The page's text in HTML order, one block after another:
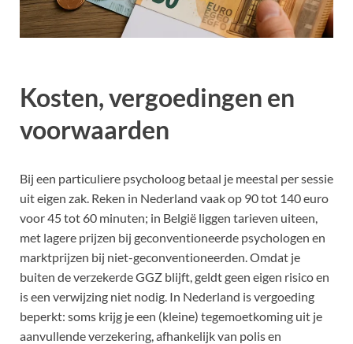
Kosten, vergoedingen en
voorwaarden
Bij een particuliere psycholoog betaal je meestal per sessie
uit eigen zak. Reken in Nederland vaak op 90 tot 140 euro
voor 45 tot 60 minuten; in België liggen tarieven uiteen,
met lagere prijzen bij geconventioneerde psychologen en
marktprijzen bij niet-geconventioneerden. Omdat je
buiten de verzekerde GGZ blijft, geldt geen eigen risico en
is een verwijzing niet nodig. In Nederland is vergoeding
beperkt: soms krijg je een (kleine) tegemoetkoming uit je
aanvullende verzekering, afhankelijk van polis en